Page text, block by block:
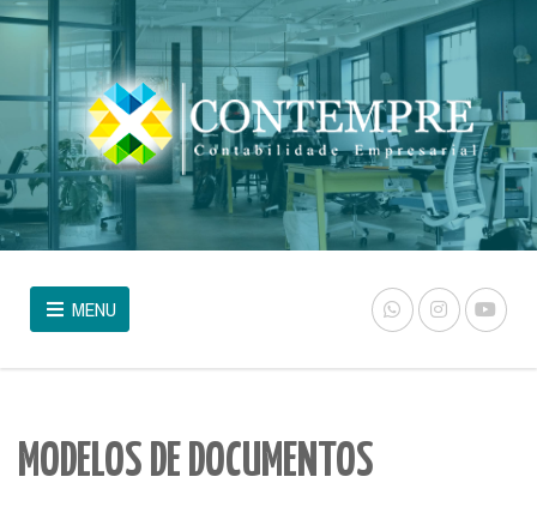
MENU
MODELOS DE DOCUMENTOS